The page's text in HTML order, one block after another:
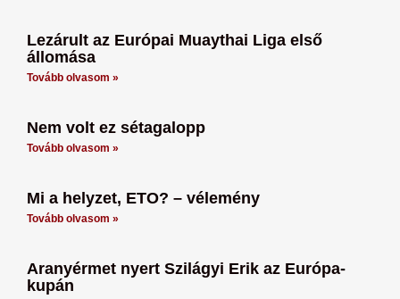
Lezárult az Európai Muaythai Liga első
állomása
Tovább olvasom »
Nem volt ez sétagalopp
Tovább olvasom »
Mi a helyzet, ETO? – vélemény
Tovább olvasom »
Aranyérmet nyert Szilágyi Erik az Európa-
kupán